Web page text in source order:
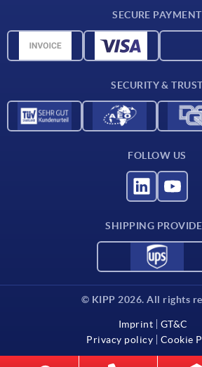
CAD data
SECURE PAYMENT
SECURITY &
FOLLOW US
SHIPPING
© KIPP 2026. All rights
Imprint
GT&C
Privacy policy
Cookie